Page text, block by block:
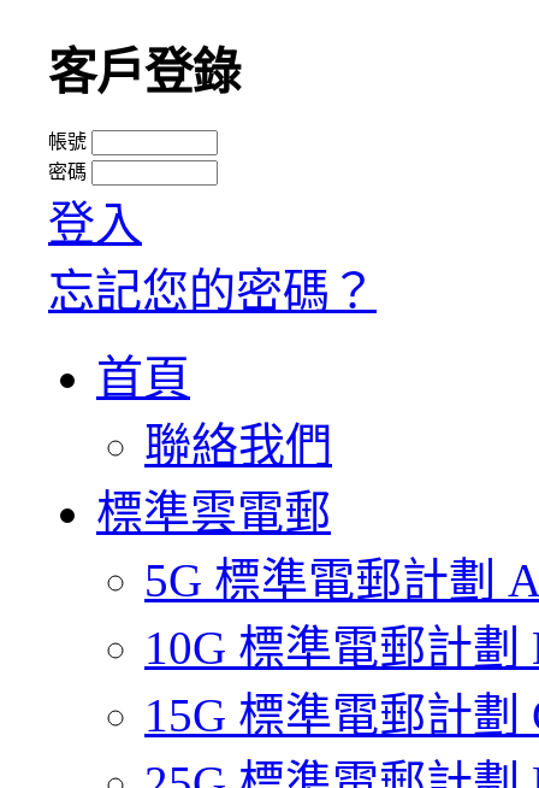
客戶登錄
帳號
密碼
登入
忘記您的密碼？
首頁
聯絡我們
標準雲電郵
5G 標準電郵計劃
10G 標準電郵計劃
15G 標準電郵計劃